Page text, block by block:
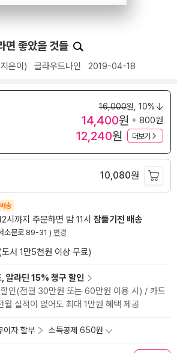
면 좋았을 것들
은이) 클라우드나인 2019-04-18
16,000원, 10%
14,400원 + 800원
12,240원 더보기
10,080원
송
시까지 주문하면 밤 11시 잠들기전 배송
소문로 89-31 ) 변경
서 1만5천원 이상 무료)
알라딘 15% 청구 할인
인(전월 30만원 또는 60만원 이용 시) / 카드
월 실적이 없어도 최대 1만원 혜택 제공
이자 할부 소득공제 650원